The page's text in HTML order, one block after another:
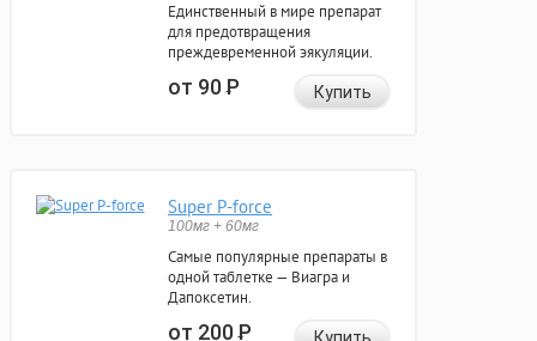
Единственный в мире препарат
для предотвращения
преждевременной эякуляции.
от 90Р Купить
Super P-force
100мг + 60мг
Самые популярные препараты в
одной таблетке — Виагра и
Дапоксетин.
от 200Р